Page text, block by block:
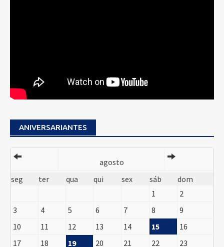
ANIVERSARIANTES
agosto
seg
ter qua qui sex sáb
dom
1
2
3
4 5 6 7 8
9
10
11 12 13 14 15
16
17
18 19 20 21 22
23